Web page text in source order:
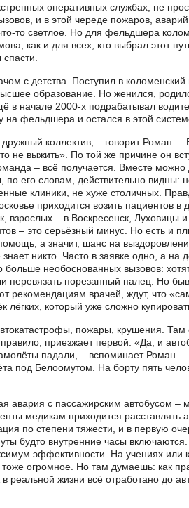
оперативных службах, не
и в этой череде пожаров,
то светлое. Но для фельдшера
как и для всех, кто выбрал этот
с детства. Поступил в
образование. Но женился,
в начале 2000-х подрабатывал
на фельдшера и остался в этой
коллектив, – говорит Роман. –
не выжить». По той же причине он
– всё получается. Вместе
его словам, действительно видны:
клиники, не хуже столичных.
приходится возить пациентов в
взрослых – в Воскресенск, Луховицы и
– это серьёзный минус. Но есть и
а значит, шанс на
никто. Часто в заявке одно, а на
необоснованных вызовов:
перевязать порезанный палец. Но
рекомендациям врачей, ждут, что
лёгких, который уже сложно
пожары, крушения. Там
приезжает первой. «Да, и
падали, – вспоминает Роман.
под Белоомутом. На борту пять
авария с пассажирским автобусом –
медикам приходится расставлять
по степени тяжести, и в первую
будто внутренние часы
эффективности. На учениях или
огромное. Но там думаешь: как
реальной жизни всё отработано до